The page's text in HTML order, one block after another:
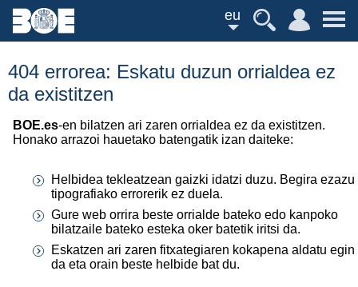
eu
404 errorea: Eskatu duzun orrialdea ez
da existitzen
BOE.es-en bilatzen ari zaren orrialdea ez da existitzen.
Honako arrazoi hauetako batengatik izan daiteke:
Helbidea tekleatzean gaizki idatzi duzu. Begira ezazu
tipografiako errorerik ez duela.
Gure web orrira beste orrialde bateko edo kanpoko
bilatzaile bateko esteka oker batetik iritsi da.
Eskatzen ari zaren fitxategiaren kokapena aldatu egin
da eta orain beste helbide bat du.